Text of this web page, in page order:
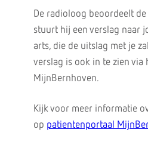
De radioloog beoordeelt
stuurt hij een verslag naar
arts, die de uitslag met je
verslag is ook in te zien via
MijnBernhoven.
Kijk voor meer informatie
op patientenportaal